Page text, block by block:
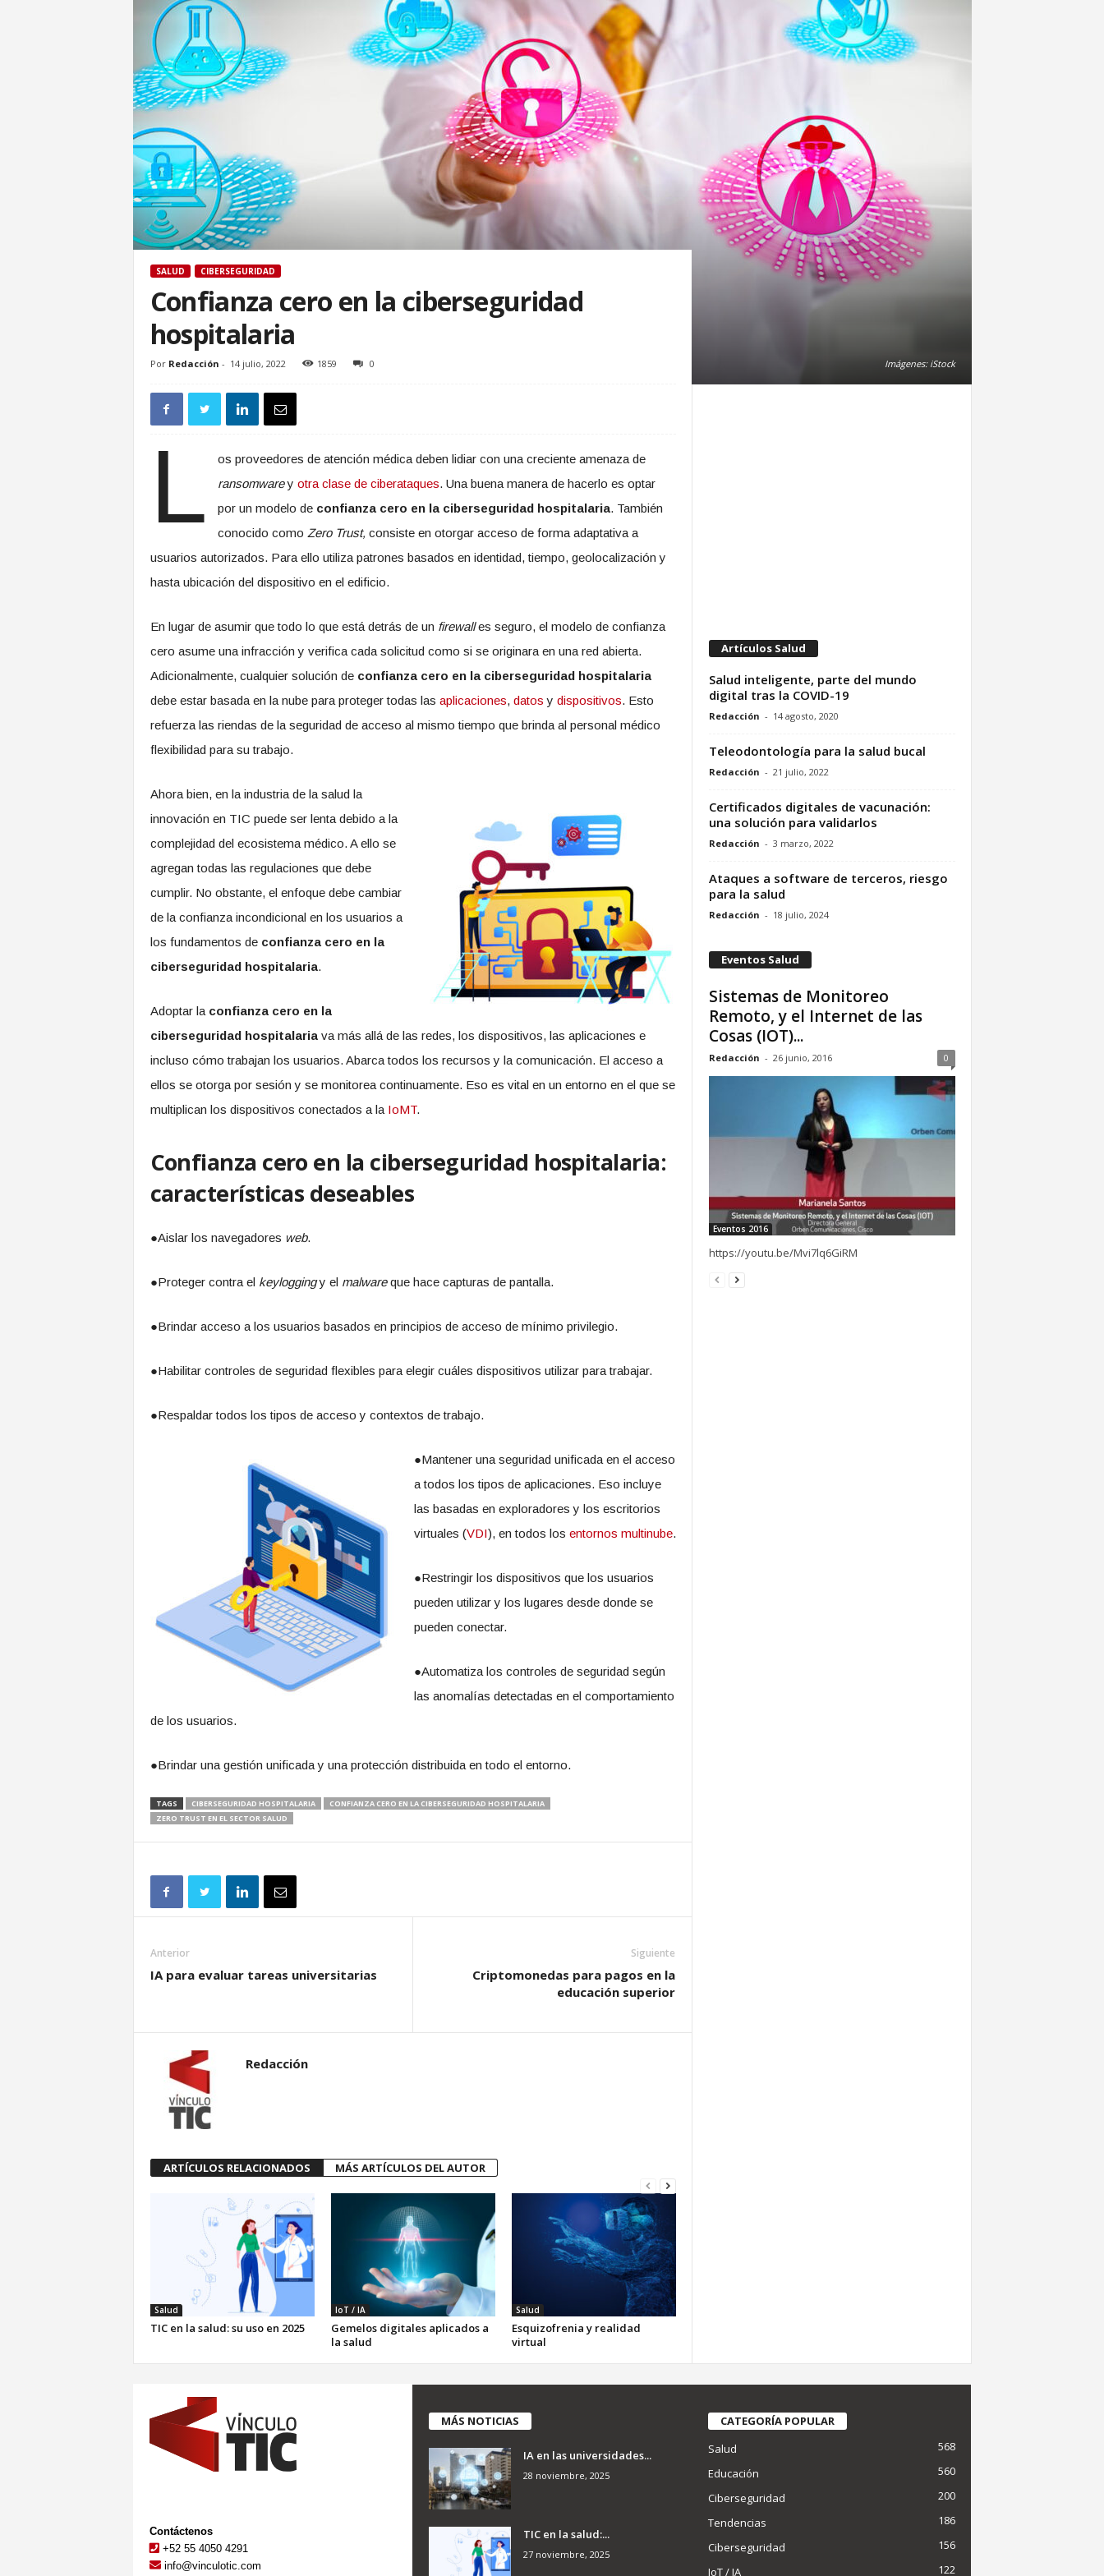
Imágenes: iStock
SALUD CIBERSEGURIDAD
Confianza cero en la ciberseguridad
hospitalaria
Por Redacción - 14 julio, 2022 1859 0
L
os proveedores de atención médica deben lidiar con una creciente amenaza de
ransomwareyotra clase de ciberataques. Una buena manera de hacerlo es optar
por un modelo de confianza cero en la ciberseguridad hospitalaria. También
conocido como Zero Trust, consiste en otorgar acceso de forma adaptativa a
usuarios autorizados. Para ello utiliza patrones basados en identidad, tiempo, geolocalización y
hasta ubicación del dispositivo en el edificio.
En lugar de asumir que todo lo que está detrás de un firewalles seguro, el modelo de confianza
cero asume una infracción y verifica cada solicitud como si se originara en una red abierta.
Adicionalmente, cualquier solución de confianza cero en la ciberseguridad hospitalaria
debe estar basada en la nube para proteger todas las aplicaciones, datos y dispositivos. Esto
refuerza las riendas de la seguridad de acceso al mismo tiempo que brinda al personal médico
flexibilidad para su trabajo.
Ahora bien, en la industria de la salud la
innovación en TIC puede ser lenta debido a la
complejidad del ecosistema médico. A ello se
agregan todas las regulaciones que debe
cumplir. No obstante, el enfoque debe cambiar
de la confianza incondicional en los usuarios a
los fundamentos de confianza cero en la
ciberseguridad hospitalaria.
Adoptar la confianza cero en la
ciberseguridad hospitalariava más allá de las redes, los dispositivos, las aplicaciones e
incluso cómo trabajan los usuarios. Abarca todos los recursos y la comunicación. El acceso a
ellos se otorga por sesión y se monitorea continuamente. Eso es vital en un entorno en el que se
multiplican los dispositivos conectados a la IoMT.
Confianza cero en la ciberseguridad hospitalaria:
características deseables
●Aislar los navegadores web.
●Proteger contra el keyloggingy el malwareque hace capturas de pantalla.
●Brindar acceso a los usuarios basados en principios de acceso de mínimo privilegio.
●Habilitar controles de seguridad flexibles para elegir cuáles dispositivos utilizar para trabajar.
●Respaldar todos los tipos de acceso y contextos de trabajo.
●Mantener una seguridad unificada en el acceso
a todos los tipos de aplicaciones. Eso incluye
las basadas en exploradores y los escritorios
virtuales (VDI), en todos los entornos multinube.
●Restringir los dispositivos que los usuarios
pueden utilizar y los lugares desde donde se
pueden conectar.
●Automatiza los controles de seguridad según
las anomalías detectadas en el comportamiento
de los usuarios.
●Brindar una gestión unificada y una protección distribuida en todo el entorno.
TAGS CIBERSEGURIDAD HOSPITALARIA
CONFIANZA CERO EN LA CIBERSEGURIDAD HOSPITALARIA
ZERO TRUST EN EL SECTOR SALUD
Anterior
IA para evaluar tareas universitarias
Siguiente
Criptomonedas para pagos en la
educación superior
Redacción
ARTÍCULOS RELACIONADOS MÁS ARTÍCULOS DEL AUTOR
Salud
TIC en la salud: su uso en 2025
IoT / IA
Gemelos digitales aplicados a
la salud
Salud
Esquizofrenia y realidad
virtual
Artículos Salud
Salud inteligente, parte del mundo
digital tras la COVID-19
Redacción - 14 agosto, 2020
Teleodontología para la salud bucal
Redacción - 21 julio, 2022
Certificados digitales de vacunación:
una solución para validarlos
Redacción - 3 marzo, 2022
Ataques a software de terceros, riesgo
para la salud
Redacción - 18 julio, 2024
Eventos Salud
Sistemas de Monitoreo
Remoto, y el Internet de las
Cosas (IOT)...
Redacción - 26 junio, 2016 0
Eventos 2016
https://youtu.be/Mvi7lq6GiRM
Contáctenos
+52 55 4050 4291
info@vinculotic.com
MÁS NOTICIAS
IA en las universidades...
28 noviembre, 2025
TIC en la salud:...
27 noviembre, 2025
CATEGORÍA POPULAR
Salud
568
Educación
560
Ciberseguridad
200
Tendencias
186
Ciberseguridad
156
IoT / IA
122